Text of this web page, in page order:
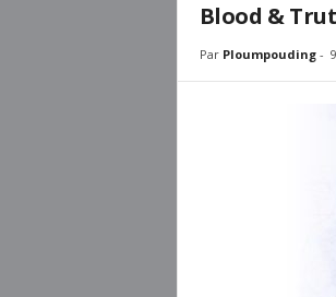
Blood &
Par Ploumpouding-